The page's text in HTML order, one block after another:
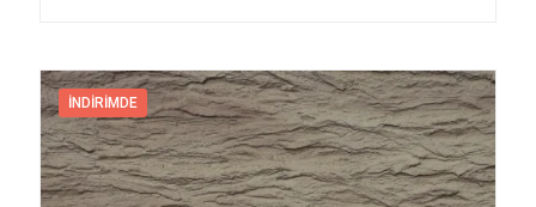
İNDIRIMDE